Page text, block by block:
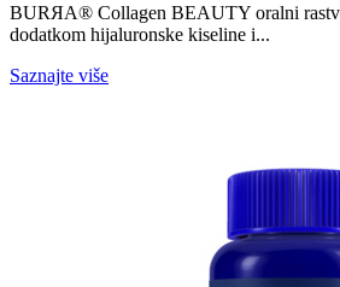
BURЯA® Collagen BEAUTY oralni
dodatkom hijaluronske kiseline i...
Saznajte više